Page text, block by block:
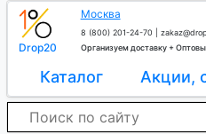
Drop20
Москва
8 (800) 201-24-70
Организуем доставку +
Каталог Акции,